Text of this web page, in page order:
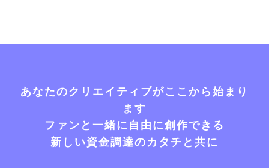
あなたのクリエイティブがここから始まり
ます
ファンと一緒に自由に創作できる
新しい資金調達のカタチと共に